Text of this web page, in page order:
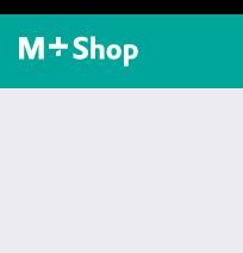
M+ Shop